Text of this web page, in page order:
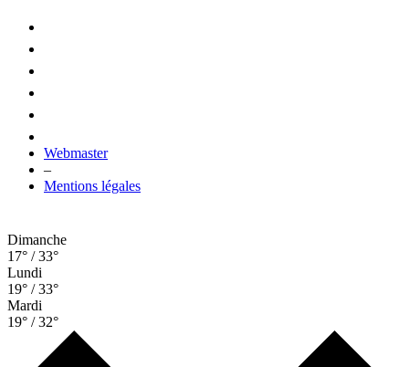
Webmaster
–
Mentions légales
Dimanche
17° / 33°
Lundi
19° / 33°
Mardi
19° / 32°